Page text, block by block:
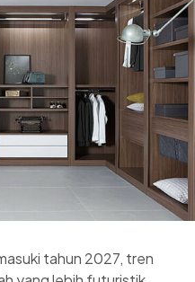
tahun 2027, tren